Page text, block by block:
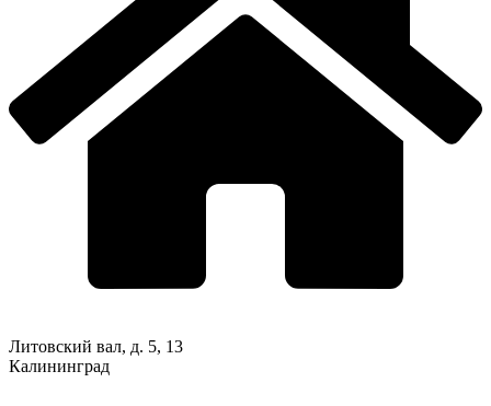
Литовский вал, д. 5, 13
Калининград